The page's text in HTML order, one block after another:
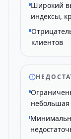
Широкий
индексы,
клиентов